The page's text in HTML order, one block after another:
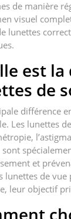
de manière
visuel
lunettes
est
de
différence
Les lunettes
sont
et
lunettes de
leur objectif